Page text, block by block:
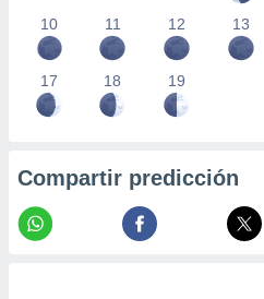
10 11 12 13
17 18 19
Compartir predicción